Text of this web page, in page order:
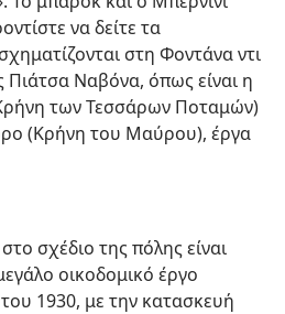
να δείτε τα
στη Φοντάνα ντι
Πιάτσα Ναβόνα, όπως είναι η
των Τεσσάρων Ποταμών)
(Κρήνη του Μαύρου), έργα
σχέδιο της πόλης είναι
οικοδομικό έργο
1930, με την κατασκευή